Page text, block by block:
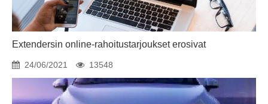
Extendersin online-rahoitustarjoukset erosivat
24/06/2021 13548